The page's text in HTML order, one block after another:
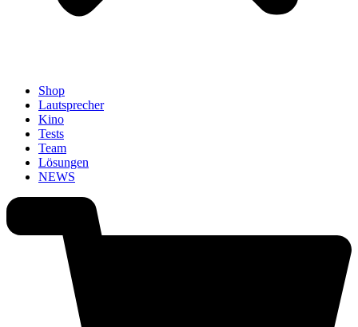
Shop
Lautsprecher
Kino
Tests
Team
Lösungen
NEWS